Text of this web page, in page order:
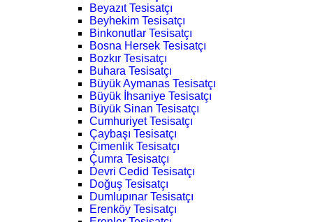
Beyazıt Tesisatçı
Beyhekim Tesisatçı
Binkonutlar Tesisatçı
Bosna Hersek Tesisatçı
Bozkır Tesisatçı
Buhara Tesisatçı
Büyük Aymanas Tesisatçı
Büyük İhsaniye Tesisatçı
Büyük Sinan Tesisatçı
Cumhuriyet Tesisatçı
Çaybaşı Tesisatçı
Çimenlik Tesisatçı
Çumra Tesisatçı
Devri Cedid Tesisatçı
Doğuş Tesisatçı
Dumlupınar Tesisatçı
Erenköy Tesisatçı